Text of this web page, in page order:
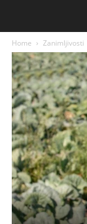
Home Zanimljivosti